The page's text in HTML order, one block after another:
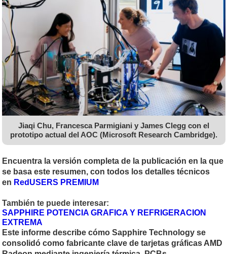
Jiaqi Chu, Francesca Parmigiani y James Clegg con el
prototipo actual del AOC (Microsoft Research Cambridge).
Encuentra la versión completa de la publicación en la que
se basa este resumen, con todos los detalles técnicos
en RedUSERS PREMIUM
También te puede interesar:
SAPPHIRE POTENCIA GRAFICA Y REFRIGERACION
EXTREMA
Este informe describe cómo Sapphire Technology se
consolidó como fabricante clave de tarjetas gráficas AMD